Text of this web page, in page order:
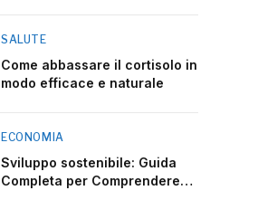
SALUTE
Come abbassare il cortisolo in
modo efficace e naturale
ECONOMIA
Sviluppo sostenibile: Guida
Completa per Comprendere